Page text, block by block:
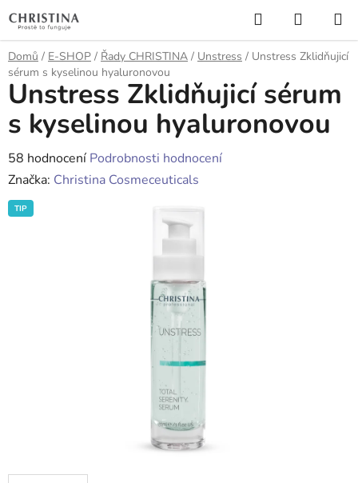
na
obsah
Hledat
KOŠÍK
Domů / E-SHOP / Řady CHRISTINA / Unstress / Unstress Zklidňujicí
sérum s kyselinou hyaluronovou
Unstress Zklidňujicí sérum
s kyselinou hyaluronovou
Průměrné
hodnocení
produktu
je
58 hodnocení Podrobnosti hodnocení
Značka: Christina Cosmeceuticals
TIP